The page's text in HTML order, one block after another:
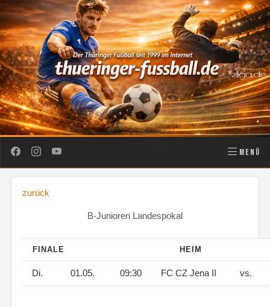
MENÜ
zurück
B-Junioren Landespokal
FINALE HEIM
Di. 01.05. 09:30 FC CZ Jena II vs.